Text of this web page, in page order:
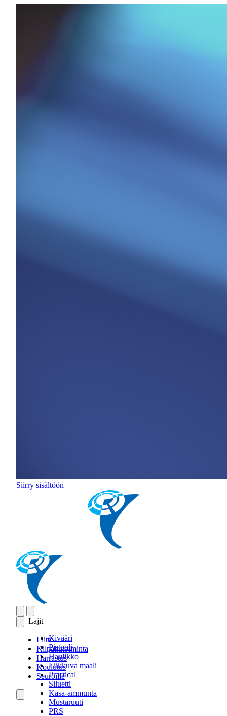
Siirry sisältöön
Lajit
Kivääri
Pistooli
Haulikko
Liikkuva maali
Practical
Siluetti
Kasa-ammunta
Mustaruuti
PRS
Liitto
Kilpailutoiminta
Harrastus
Koulutus
Seuroille